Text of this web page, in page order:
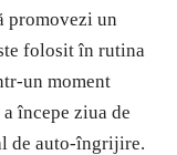
promovezi un
folosit în rutina
un moment
începe ziua de
de auto-îngrijire.